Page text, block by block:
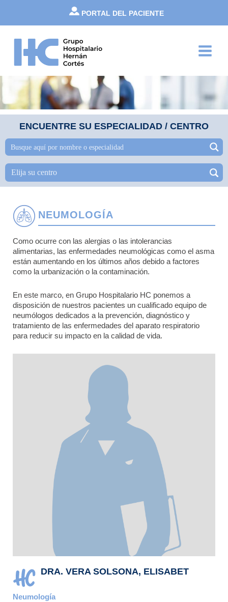
contenido
PORTAL DEL PACIENTE
Menu
ENCUENTRE SU ESPECIALIDAD / CENTRO
NEUMOLOGÍA
Como ocurre con las alergias o las intolerancias
alimentarias, las enfermedades neumológicas como el asma
están aumentando en los últimos años debido a factores
como la urbanización o la contaminación.
En este marco, en Grupo Hospitalario HC ponemos a
disposición de nuestros pacientes un cualificado equipo de
neumólogos dedicados a la prevención, diagnóstico y
tratamiento de las enfermedades del aparato respiratorio
para reducir su impacto en la calidad de vida.
DRA. VERA SOLSONA, ELISABET
Neumología